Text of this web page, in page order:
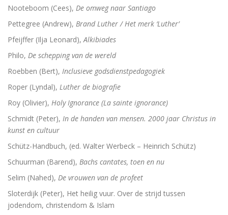
Nooteboom (Cees), De omweg naar Santiago
Pettegree (Andrew), Brand Luther / Het merk ‘Luther’
Pfeijffer (Ilja Leonard), Alkibiades
Philo, De schepping van de wereld
Roebben (Bert), Inclusieve godsdienstpedagogiek
Roper (Lyndal), Luther de biografie
Roy (Olivier), Holy Ignorance (La sainte ignorance)
Schmidt (Peter), In de handen van mensen. 2000 jaar Christus in
kunst en cultuur
Schütz-Handbuch, (ed. Walter Werbeck – Heinrich Schütz)
Schuurman (Barend), Bachs cantates, toen en nu
Selim (Nahed), De vrouwen van de profeet
Sloterdijk (Peter), Het heilig vuur. Over de strijd tussen
jodendom, christendom & Islam